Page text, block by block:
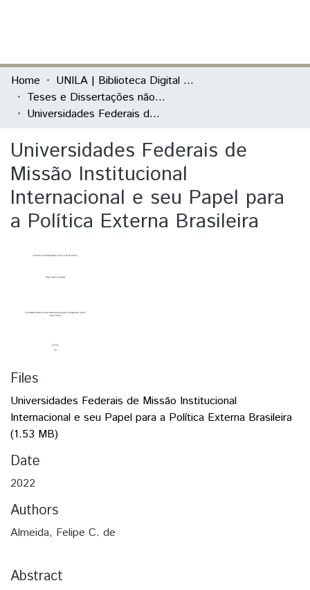
Communities & Collections
All of DSpace
Home
UNILA | Biblioteca Digital de Dissertações e Teses
Teses e Dissertações não defendidas na Unila
Universidades Federais de Missão Institucional Internacional e seu Papel para a Política Externa Brasileira
Universidades Federais de
Missão Institucional
Internacional e seu Papel para
a Política Externa Brasileira
Files
Universidades Federais de Missão Institucional
Internacional e seu Papel para a Política Externa Brasileira
(1.53 MB)
Date
2022
Authors
Almeida, Felipe C. de
Abstract